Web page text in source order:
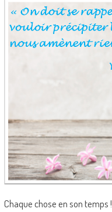
Chaque chose en son temps !